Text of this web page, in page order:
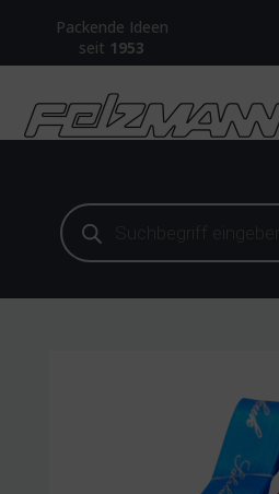
Packende Ideen
seit 1953
Products
search